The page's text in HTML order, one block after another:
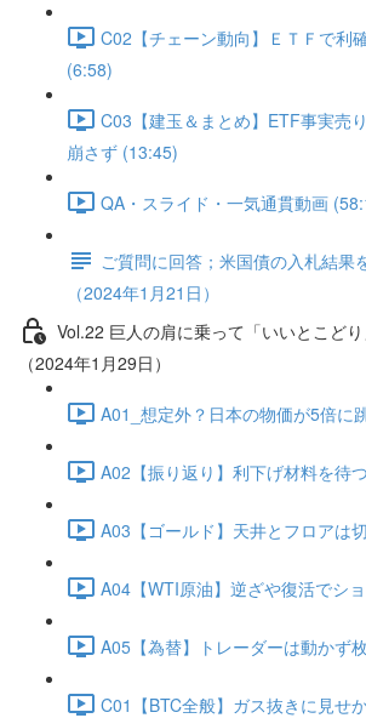
C02【チェーン動向】ＥＴＦで利
(6:58)
C03【建玉＆まとめ】ETF事実売
崩さず (13:45)
QA・スライド・一気通貫動画
ご質問に回答；米国債の入札結果
（2024年1月21日）
Vol.22 巨人の肩に乗って「いいとこど
（2024年1月29日）
A01_想定外？日本の物価が5倍に
A02【振り返り】利下げ材料を待
A03【ゴールド】天井とフロアは
A04【WTI原油】逆ざや復活でシ
A05【為替】トレーダーは動かず
C01【BTC全般】ガス抜きに見せ